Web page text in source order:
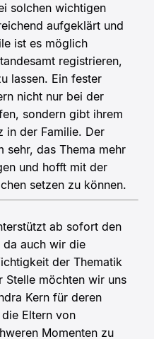
solchen wichtigen
aufgeklärt und
ist es möglich
registrieren,
lassen. Ein fester
nicht nur bei der
sondern gibt ihrem
in der Familie. Der
sehr, das Thema mehr
und hofft mit der
setzen zu können.
ab sofort den
da auch wir die
der Thematik
Stelle möchten wir uns
Kern für deren
Eltern von
Momenten zu